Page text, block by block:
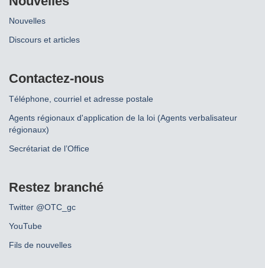
Nouvelles
Discours et articles
Contactez-nous
Téléphone, courriel et adresse postale
Agents régionaux d'application de la loi (Agents verbalisateur
régionaux)
Secrétariat de l’Office
Restez branché
Twitter @OTC_gc
YouTube
Fils de nouvelles